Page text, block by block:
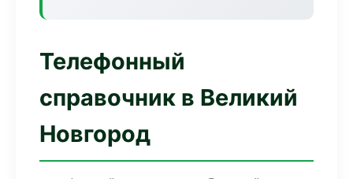
Телефонный
справочник в Великий
Новгород